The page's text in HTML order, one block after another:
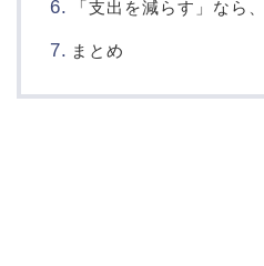
「支出を減らす」なら
まとめ